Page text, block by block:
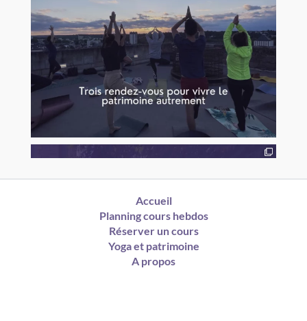
Accueil
Planning cours hebdos
Réserver un cours
Yoga et patrimoine
A propos